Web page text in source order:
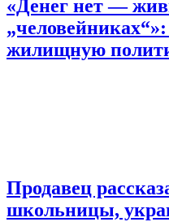
«Денег нет —
жилищную
Продавец
школьницы,